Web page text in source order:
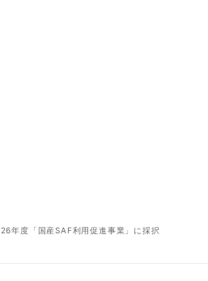
年度「国産SAF利用促進事業」に採択